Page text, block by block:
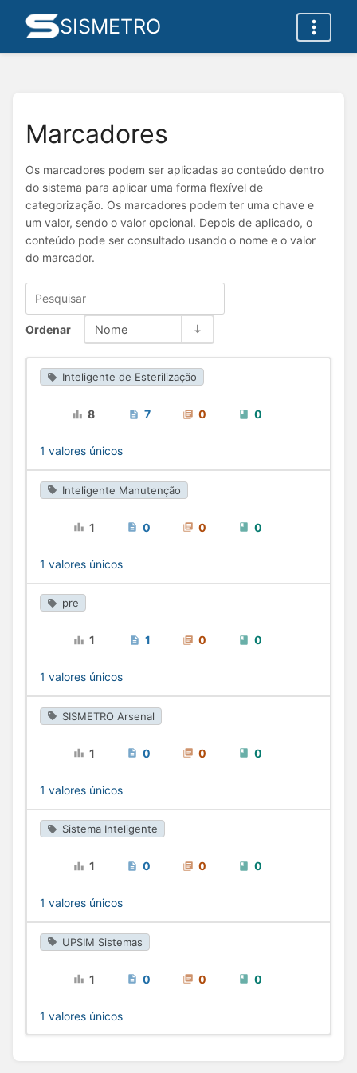
SISMETRO
Marcadores
Os marcadores podem ser aplicadas ao conteúdo dentro
do sistema para aplicar uma forma flexível de
categorização. Os marcadores podem ter uma chave e
um valor, sendo o valor opcional. Depois de aplicado, o
conteúdo pode ser consultado usando o nome e o valor
do marcador.
Ordenar Nome
Inteligente de Esterilização
8 7 0 0
1 valores únicos
Inteligente Manutenção
1 0 0 0
1 valores únicos
pre
1 1 0 0
1 valores únicos
SISMETRO Arsenal
1 0 0 0
1 valores únicos
Sistema Inteligente
1 0 0 0
1 valores únicos
UPSIM Sistemas
1 0 0 0
1 valores únicos